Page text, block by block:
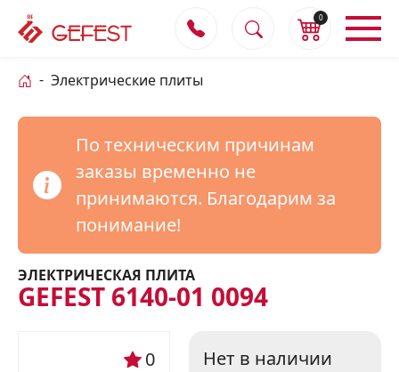
0
Электрические плиты
По техническим причинам
заказы временно не
принимаются. Благодарим за
понимание!
ЭЛЕКТРИЧЕСКАЯ ПЛИТА
GEFEST 6140-01 0094
0 Нет в наличии